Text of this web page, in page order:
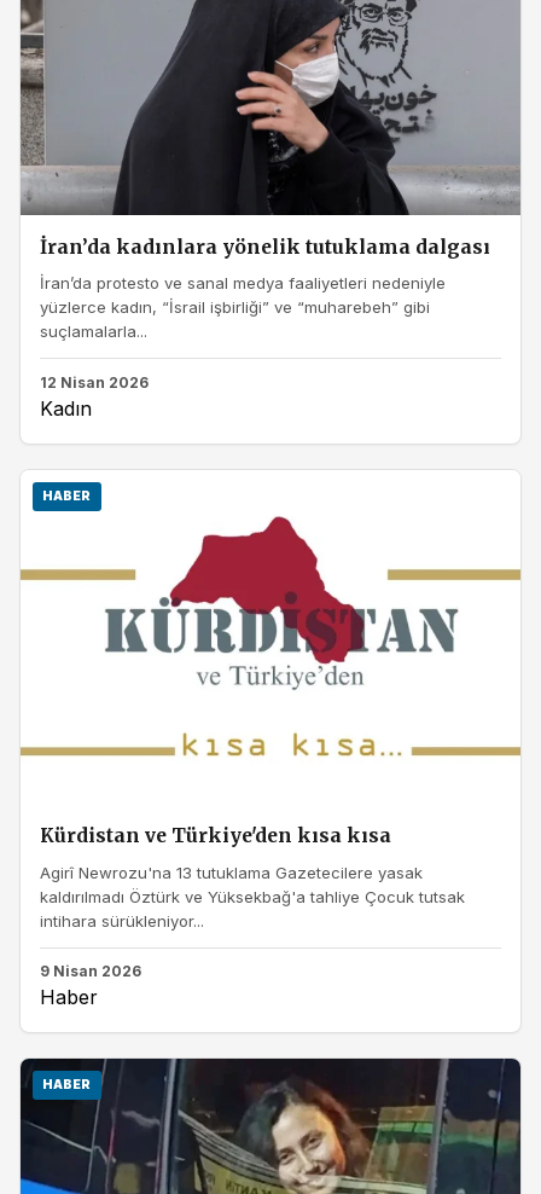
İran’da kadınlara yönelik tutuklama dalgası
İran’da protesto ve sanal medya faaliyetleri nedeniyle
yüzlerce kadın, “İsrail işbirliği” ve “muharebeh” gibi
suçlamalarla...
12 Nisan 2026
Kadın
HABER
Kürdistan ve Türkiye'den kısa kısa
Agirî Newrozu'na 13 tutuklama Gazetecilere yasak
kaldırılmadı Öztürk ve Yüksekbağ'a tahliye Çocuk tutsak
intihara sürükleniyor...
9 Nisan 2026
Haber
HABER